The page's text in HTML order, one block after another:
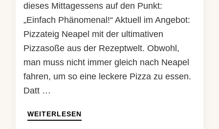
dieses Mittagessens auf den Punkt:
„Einfach Phänomenal!“ Aktuell im Angebot:
Pizzateig Neapel mit der ultimativen
Pizzasoße aus der Rezeptwelt. Obwohl,
man muss nicht immer gleich nach Neapel
fahren, um so eine leckere Pizza zu essen.
Datt …
WEITERLESEN